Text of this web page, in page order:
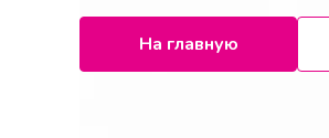
На главную